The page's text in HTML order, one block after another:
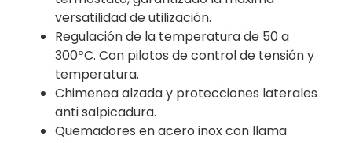
versatilidad de utilización.
Regulación de la temperatura de 50 a
300ºC. Con pilotos de control de tensión y
temperatura.
Chimenea alzada y protecciones laterales
anti salpicadura.
Quemadores en acero inox con llama